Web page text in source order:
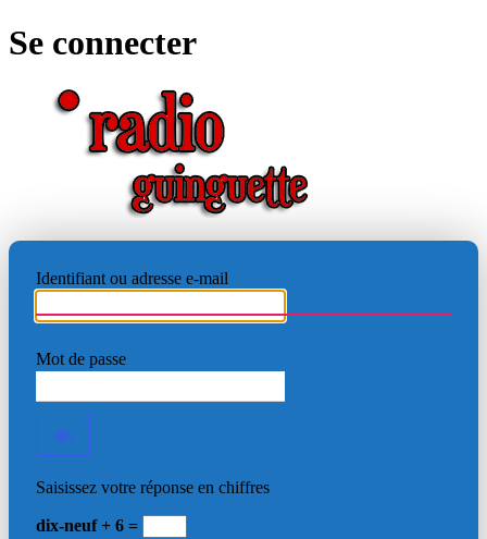
Se connecter
Identifiant ou adresse e-mail
Mot de passe
Saisissez votre réponse en chiffres
dix-neuf + 6 =